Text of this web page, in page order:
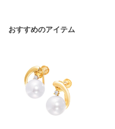
おすすめのアイテム